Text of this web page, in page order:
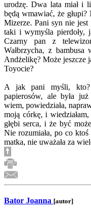
urodzę. Dwa lata miał i
będą wmawiać, że głupi?
Mizerze. Pani syn nie jest
taki i wymyśla pierdoły,
Czarny pan z
Wałbrzycha, z
Andżelikę? Może jeszcze
Toyocie?
A jak pani myśli, kto?
papierosów, ale była
wiem, powiedziała,
moją córkę, i
głębi serca, i że być
Nie rozumiała, po co
matka, nie uważała za
Bator Joanna [autor]